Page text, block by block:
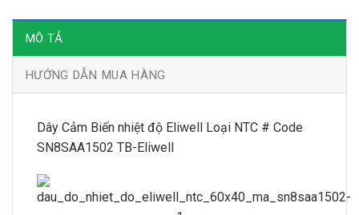
MÔ TẢ
HƯỚNG DẪN MUA HÀNG
Dây Cảm Biến nhiệt độ Eliwell Loại NTC # Code
SN8SAA1502 TB-Eliwell